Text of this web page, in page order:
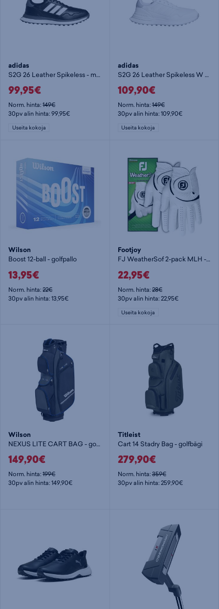
adidas
S2G 26 Leather Spikeless - miesten golfkengät
99,95€
Norm. hinta:149€
30pv alin hinta: 99,95€
Useita kokoja
adidas
S2G 26 Leather Spikeless W - naisten golfkengät
109,90€
Norm. hinta:149€
30pv alin hinta: 109,90€
Useita kokoja
Wilson
Boost 12-ball - golfpallo
13,95€
Norm. hinta:22€
30pv alin hinta: 13,95€
Footjoy
FJ WeatherSof 2-pack MLH - miesten golfhanska
22,95€
Norm. hinta:28€
30pv alin hinta: 22,95€
Useita kokoja
Wilson
NEXUS LITE CART BAG - golfbägi
149,90€
Norm. hinta:199€
30pv alin hinta: 149,90€
Titleist
Cart 14 Stadry Bag - golfbägi
279,90€
Norm. hinta:359€
30pv alin hinta: 259,90€